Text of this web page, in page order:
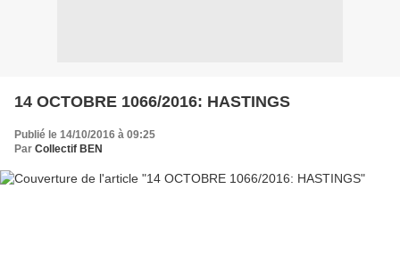
14 OCTOBRE 1066/2016: HASTINGS
Publié le 14/10/2016 à 09:25
Par Collectif BEN